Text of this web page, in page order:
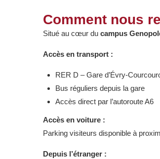
Comment nous
Situé au cœur du campus
Accès en transport :
RER D – Gare d’Évry-
Bus réguliers depuis la gare
Accès direct par l’autoroute A6
Accès en voiture :
Parking visiteurs disponible à
Depuis l’étranger :